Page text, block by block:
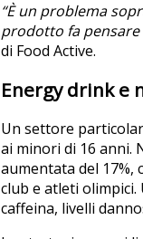
“È un problema
prodotto fa pensare
di Food Active.
Energy drink e
Un settore
ai minori di 16 anni.
aumentata del 17%,
club e atleti olimpici.
caffeina, livelli